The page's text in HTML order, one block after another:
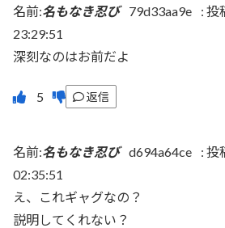
名前:名もなき忍び 79d33aa9e : 投
23:29:51
深刻なのはお前だよ
返信
名前:名もなき忍び d694a64ce : 投
02:35:51
え、これギャグなの？
説明してくれない？